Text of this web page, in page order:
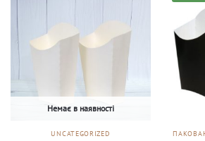
Немає в наявності
UNCATEGORIZED